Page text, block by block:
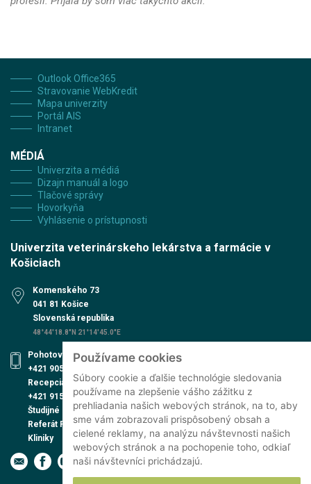
Používame cookies
Súbory cookie a ďalšie technológie sledovania
používame na zlepšenie vášho zážitku z
prehliadania našich webových stránok, na to, aby
sme vám zobrazovali prispôsobený obsah a
cielené reklamy, na analýzu návštevnosti našich
webových stránok a na pochopenie toho, odkiaľ
naši návštevníci prichádzajú.
Outlook Office365
Stravovanie WebKredit
Mapa univerzity
Portál AIS
Intranet
MÉDIÁ
Univerzita a médiá
Dizajn manuál a logo
Tlačové správy
Hovorkyňa
Vyhlásenie o prístupnosti
Univerzita veterinárskeho lekárstva a farmácie v
Košiciach
Komenského 73
041 81 Košice
Slovenská republika
48°44'18.8"N 21°14'45.0"E
Pohotovosť UVN
+421 905 579 559
Recepcia UVN
+421 915 991 474
Študijné oddelenie
Referát PhD. štúdia
Kliniky